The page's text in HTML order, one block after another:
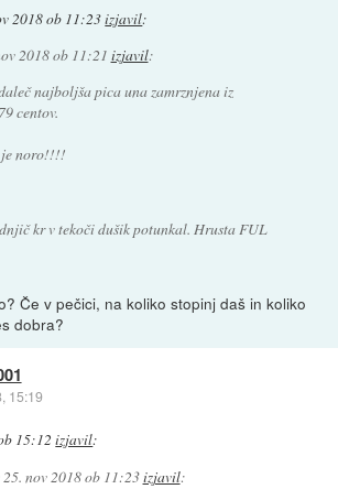
2018 ob 11:23izjavil:
2018 ob 11:21 izjavil:
najboljša pica una zamrznjena iz
centov.
noro!!!!
kr v tekoči dušik potunkal. Hrusta FUL
Če v pečici, na koliko stopinj daš in koliko
dobra?
15:19
15:12 izjavil:
25. nov 2018 ob 11:23izjavil: